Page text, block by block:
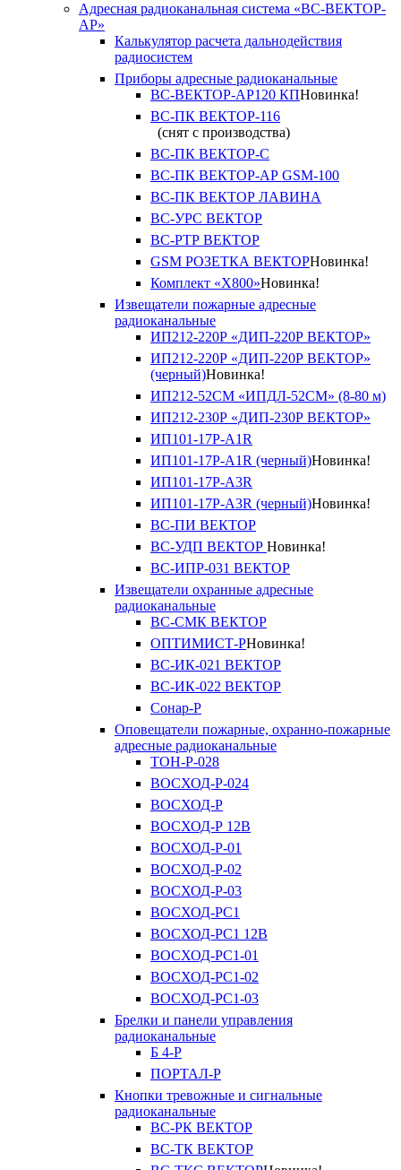
Адресная радиоканальная система «ВС-ВЕКТОР-
АР»
Калькулятор расчета дальнодействия
радиосистем
Приборы адресные радиоканальные
ВС-ВЕКТОР-АР120 КПНовинка!
ВС-ПК ВЕКТОР-116
(снят с производства)
ВС-ПК ВЕКТОР-С
ВС-ПК ВЕКТОР-АР GSM-100
ВС-ПК ВЕКТОР ЛАВИНА
ВС-УРС ВЕКТОР
ВС-РТР ВЕКТОР
GSM РОЗЕТКА ВЕКТОРНовинка!
Комплект «X800»Новинка!
Извещатели пожарные адресные
радиоканальные
ИП212-220Р «ДИП-220Р ВЕКТОР»
ИП212-220Р «ДИП-220Р ВЕКТОР»
(черный)Новинка!
ИП212-52СМ «ИПДЛ-52СМ» (8-80 м)
ИП212-230Р «ДИП-230Р ВЕКТОР»
ИП101-17Р-A1R
ИП101-17Р-A1R (черный)Новинка!
ИП101-17Р-A3R
ИП101-17Р-A3R (черный)Новинка!
ВС-ПИ ВЕКТОР
ВС-УДП ВЕКТОР Новинка!
ВС-ИПР-031 ВЕКТОР
Извещатели охранные адресные
радиоканальные
ВС-СМК ВЕКТОР
ОПТИМИСТ-РНовинка!
ВС-ИК-021 ВЕКТОР
ВС-ИК-022 ВЕКТОР
Сонар-Р
Оповещатели пожарные, охранно-пожарные
адресные радиоканальные
ТОН-Р-028
ВОСХОД-Р-024
ВОСХОД-Р
ВОСХОД-Р 12В
ВОСХОД-Р-01
ВОСХОД-Р-02
ВОСХОД-Р-03
ВОСХОД-РС1
ВОСХОД-РС1 12В
ВОСХОД-РС1-01
ВОСХОД-РС1-02
ВОСХОД-РС1-03
Брелки и панели управления
радиоканальные
Б 4-Р
ПОРТАЛ-Р
Кнопки тревожные и сигнальные
радиоканальные
ВС-РК ВЕКТОР
ВС-ТК ВЕКТОР